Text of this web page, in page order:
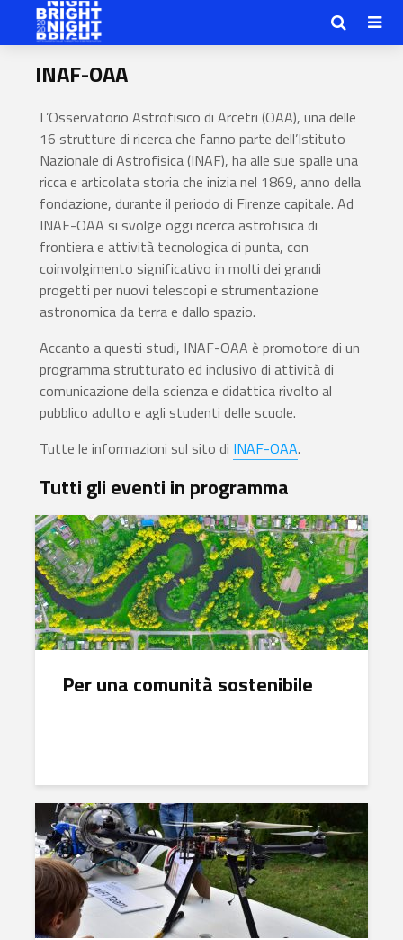
INAF-OAA
L’Osservatorio Astrofisico di Arcetri (OAA), una delle
16 strutture di ricerca che fanno parte dell’Istituto
Nazionale di Astrofisica (INAF), ha alle sue spalle una
ricca e articolata storia che inizia nel 1869, anno della
fondazione, durante il periodo di Firenze capitale. Ad
INAF-OAA si svolge oggi ricerca astrofisica di
frontiera e attività tecnologica di punta, con
coinvolgimento significativo in molti dei grandi
progetti per nuovi telescopi e strumentazione
astronomica da terra e dallo spazio.
Accanto a questi studi, INAF-OAA è promotore di un
programma strutturato ed inclusivo di attività di
comunicazione della scienza e didattica rivolto al
pubblico adulto e agli studenti delle scuole.
Tutte le informazioni sul sito di INAF-OAA.
Tutti gli eventi in programma
Per una comunità sostenibile